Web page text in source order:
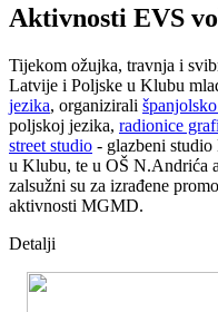
Aktivnosti EVS
Tijekom ožujka, travnja i
Latvije i Poljske u Klubu
jezika, organizirali
poljskoj jezika, radionice
street studio - glazbeni
u Klubu, te u OŠ N.Andrića
zalsužni su za izrađene
aktivnosti MGMD.
Detalji